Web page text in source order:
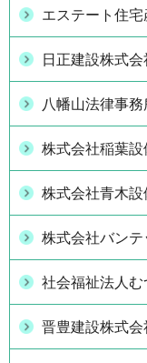
エステート住
日正建設株式会
八幡山法律事務
株式会社稲葉設
株式会社青木設
株式会社バン
社会福祉法人
晋豊建設株式会